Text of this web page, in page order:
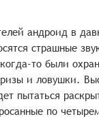
андроид в
страшные
то были
и ловушки.
пытаться
по